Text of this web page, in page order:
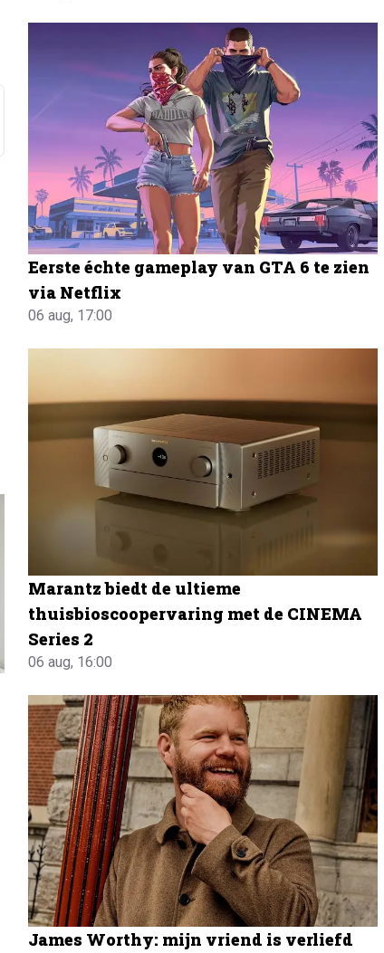
Eerste échte gameplay van GTA 6 te zien
via Netflix
06 aug, 17:00
Marantz biedt de ultieme
thuisbioscoopervaring met de CINEMA
Series 2
06 aug, 16:00
James Worthy: mijn vriend is verliefd